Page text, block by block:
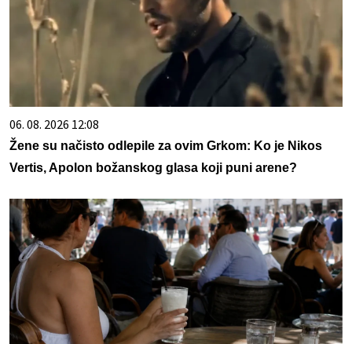
06. 08. 2026 12:08
Žene su načisto odlepile za ovim Grkom: Ko je Nikos
Vertis, Apolon božanskog glasa koji puni arene?